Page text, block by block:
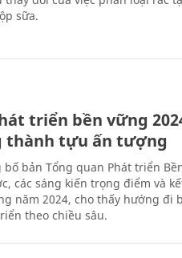
sữa.
triển bền vững
thành tựu ấn tượng
bố bản Tổng quan Phát triển
các sáng kiến trọng điểm và
năm 2024, cho thấy hướng đi
theo chiều sâu.